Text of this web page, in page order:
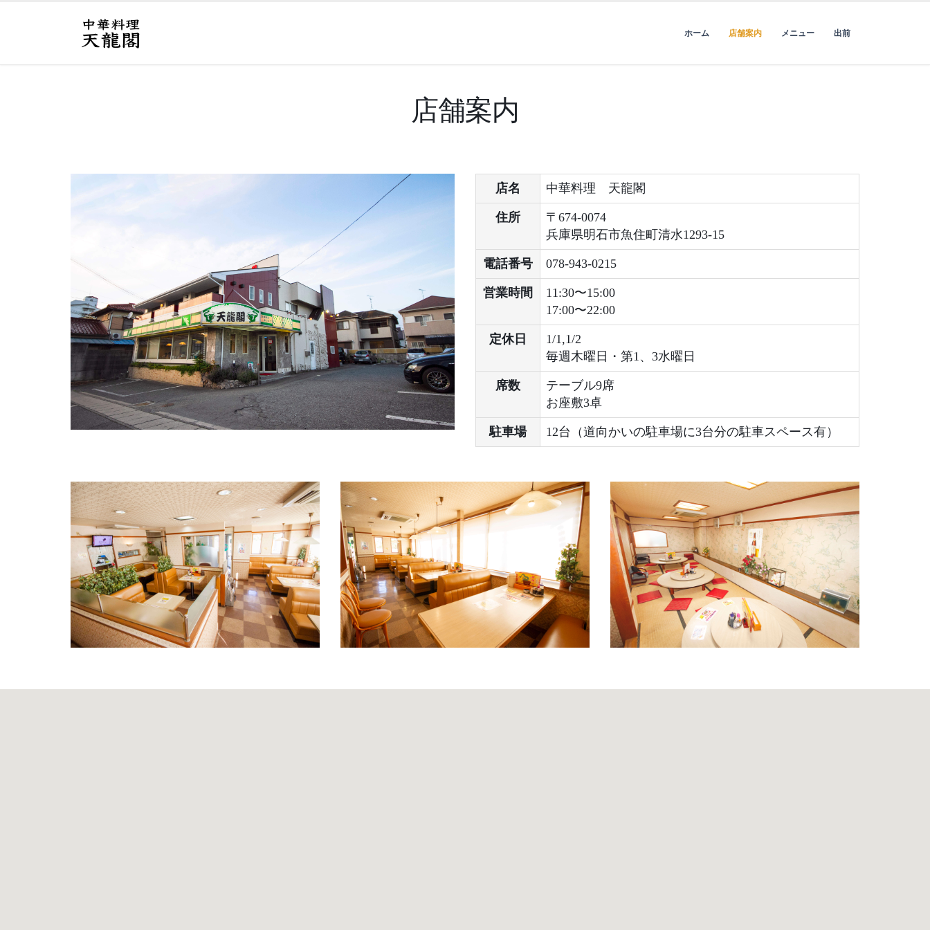
ホーム 店舗案内 メニュー 出前
店舗案内
店名 中華料理 天龍閣
住所
〒674-0074
兵庫県明石市魚住町清水1293-15
電話番号 078-943-0215
営業時間
11:30〜15:00
17:00〜22:00
定休日
1/1,1/2
毎週木曜日・第1、3水曜日
席数
テーブル9席
お座敷3卓
駐車場 12台（道向かいの駐車場に3台分の駐車スペース有）